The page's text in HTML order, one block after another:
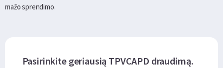
mažo sprendimo.
Pasirinkite geriausią TPVCAPD draudimą.